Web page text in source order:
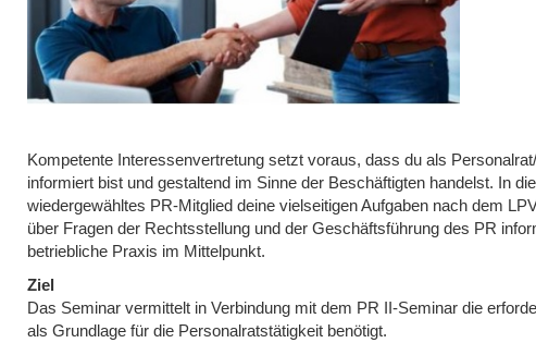
Kompetente Interessenvertretung setzt voraus, dass du als
informiert bist und gestaltend im Sinne der Beschäftigten handelst. In
wiedergewähltes PR-Mitglied deine vielseitigen Aufgaben nach dem
über Fragen der Rechtsstellung und der Geschäftsführung des PR
betriebliche Praxis im Mittelpunkt.
Ziel
Das Seminar vermittelt in Verbindung mit dem PR II-Seminar die
als Grundlage für die Personalratstätigkeit benötigt.